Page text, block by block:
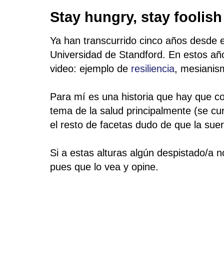
Stay hungry, stay foolish
Ya han transcurrido cinco años desde
Universidad de Standford. En estos
video: ejemplo de resiliencia,
Para mí es una historia que hay que
tema de la salud principalmente (se
el resto de facetas dudo de que la
Si a estas alturas algún despistado/a
pues que lo vea y opine.